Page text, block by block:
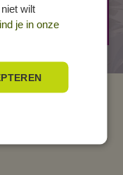
wilt
je in onze